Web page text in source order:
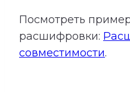
Посмотреть
расшифровки:
совместимости.